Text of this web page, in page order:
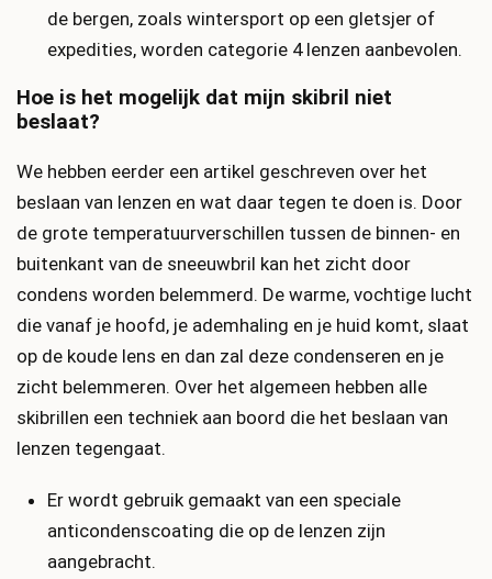
de bergen, zoals wintersport op een gletsjer of
expedities, worden categorie 4 lenzen aanbevolen.
Hoe is het mogelijk dat mijn skibril niet
beslaat?
We hebben eerder een artikel geschreven over het
beslaan van lenzen en wat daar tegen te doen is. Door
de grote temperatuurverschillen tussen de binnen- en
buitenkant van de sneeuwbril kan het zicht door
condens worden belemmerd. De warme, vochtige lucht
die vanaf je hoofd, je ademhaling en je huid komt, slaat
op de koude lens en dan zal deze condenseren en je
zicht belemmeren. Over het algemeen hebben alle
skibrillen een techniek aan boord die het beslaan van
lenzen tegengaat.
Er wordt gebruik gemaakt van een speciale
anticondenscoating die op de lenzen zijn
aangebracht.